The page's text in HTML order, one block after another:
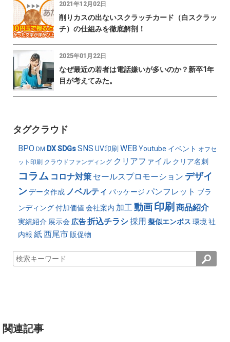
2021年12月02日
削りカスの出ないスクラッチカード（白スクラッ
チ）の仕組みを徹底解剖！
2025年01月22日
なぜ最近の若者は電話嫌いが多いのか？新卒1年
目が考えてみた。
タグクラウド
BPO DM DXSDGsSNS UV印刷 WEB Youtube イベント オフセ
ット印刷 クラウドファンディング クリアファイル クリア名刺
コラム コロナ対策 セールスプロモーション デザイ
ンデータ作成 ノベルティ パッケージ パンフレット ブラ
ンディング付加価値 会社案内 加工動画印刷 商品紹介
実績紹介 展示会 広告折込チラシ採用 擬似エンボス 環境 社
内報 紙西尾市 販促物
関連記事